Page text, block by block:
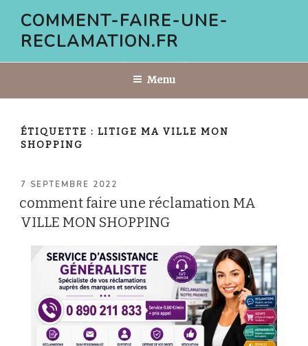
contenu
COMMENT-FAIRE-UNE-
RECLAMATION.FR
Menu
ÉTIQUETTE : LITIGE MA VILLE MON
SHOPPING
PUBLIÉ
7 SEPTEMBRE 2022
comment faire une réclamation MA
VILLE MON SHOPPING